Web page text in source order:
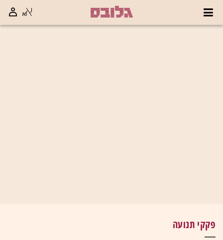
פקקי תנועה